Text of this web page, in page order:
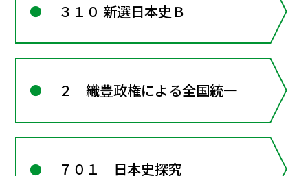
３１０ 新選日本史Ｂ
２ 織豊政権による全国統一
７０１ 日本史探究